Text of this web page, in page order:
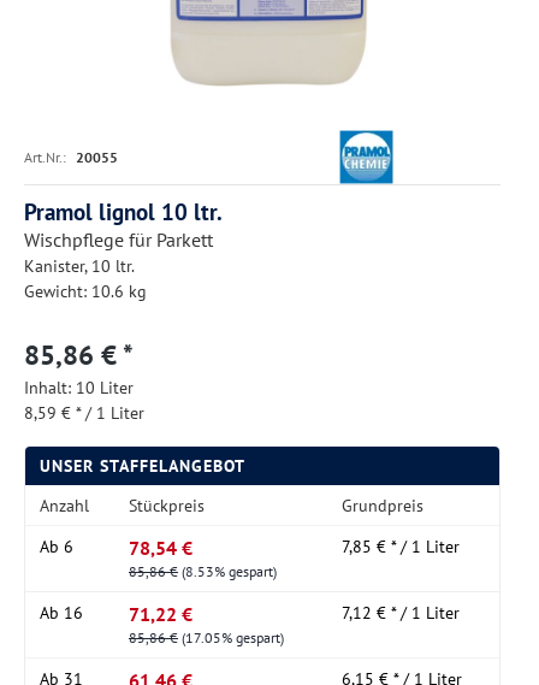
Art.Nr.: 20055
Pramol lignol 10 ltr.
Wischpflege für Parkett
Kanister, 10 ltr.
Gewicht: 10.6 kg
85,86 € *
Inhalt: 10 Liter
8,59 € * / 1 Liter
UNSER STAFFELANGEBOT
Anzahl
Stückpreis
Grundpreis
Ab 6 78,54 €
85,86 € (8.53% gespart)
7,85 € * / 1 Liter
Ab 16 71,22 €
85,86 € (17.05% gespart)
7,12 € * / 1 Liter
Ab 31 61,46 € 6,15 € * / 1 Liter